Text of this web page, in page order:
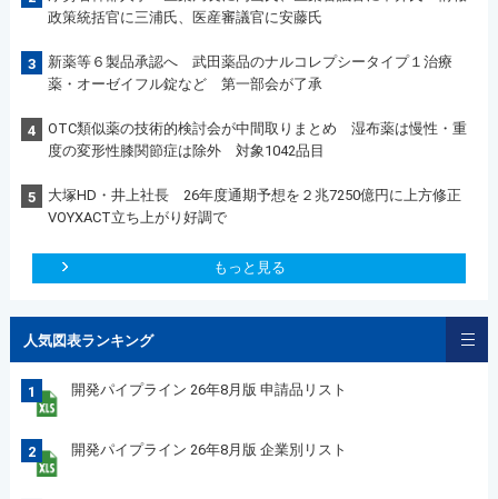
政策統括官に三浦氏、医産審議官に安藤氏
3
新薬等６製品承認へ 武田薬品のナルコレプシータイプ１治療
薬・オーゼイフル錠など 第一部会が了承
4
OTC類似薬の技術的検討会が中間取りまとめ 湿布薬は慢性・重
度の変形性膝関節症は除外 対象1042品目
5
大塚HD・井上社長 26年度通期予想を２兆7250億円に上方修正
VOYXACT立ち上がり好調で
もっと見る
人気図表ランキング
1 開発パイプライン 26年8月版 申請品リスト
2 開発パイプライン 26年8月版 企業別リスト